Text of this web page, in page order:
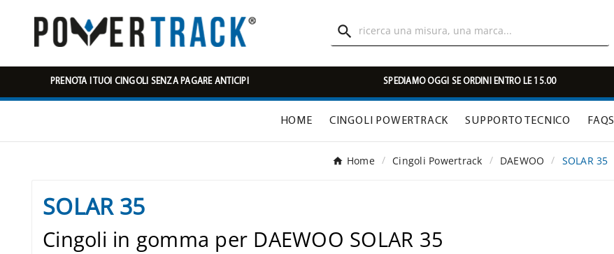

PRENOTA I TUOI CINGOLI SENZA PAGARE ANTICIPI SPEDIAMO OGGI SE ORDINI ENTRO LE 15.00
HOME CINGOLI POWERTRACK SUPPORTO TECNICO FAQS
Home Cingoli Powertrack DAEWOO SOLAR 35
SOLAR 35
Cingoli in gomma per DAEWOO SOLAR 35